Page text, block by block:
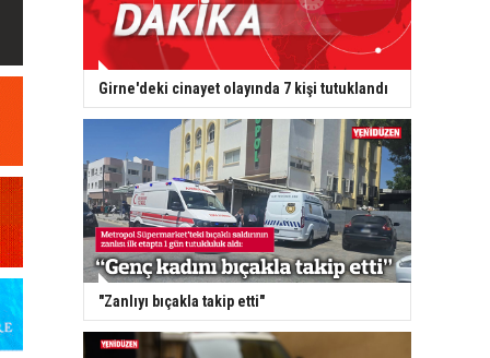
Girne'deki cinayet olayında 7 kişi tutuklandı
"Zanlıyı bıçakla takip etti"